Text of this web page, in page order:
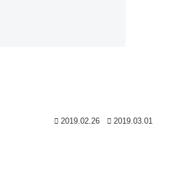
2019.02.26 2019.03.01